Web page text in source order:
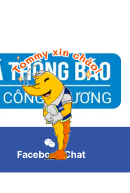
Facebook Chat